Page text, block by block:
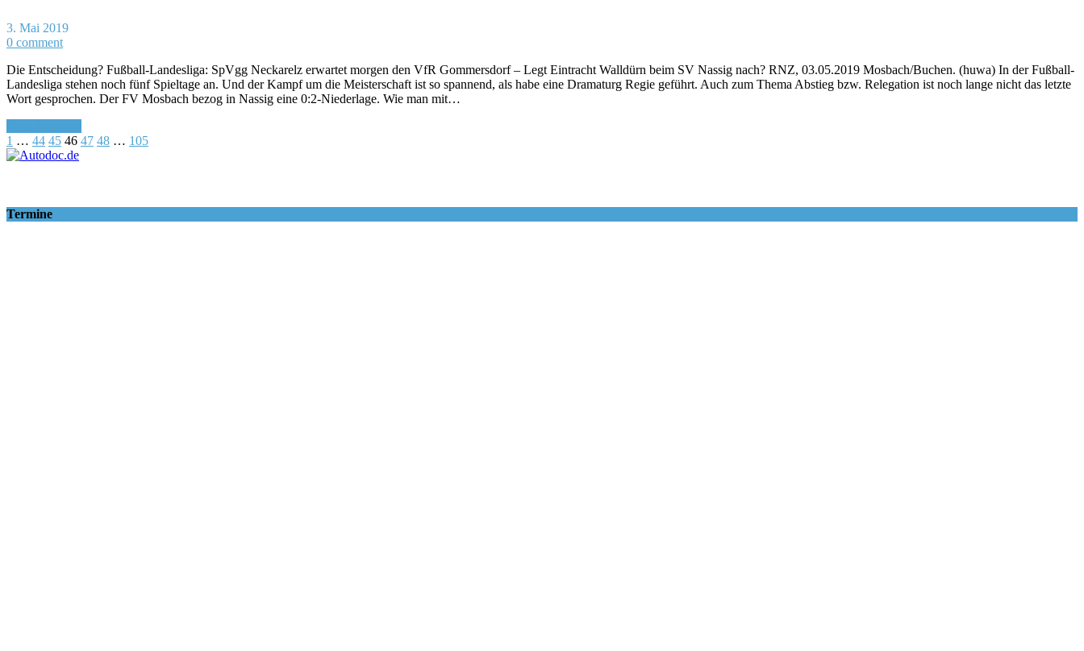
3. Mai 2019
0 comment
Die Entscheidung? Fußball-Landesliga: SpVgg Neckarelz erwartet morgen den VfR Gommersdorf – Legt Eintracht Walldürn beim SV Nassig nach? RNZ, 03.05.2019 Mosbach/Buchen. (huwa) In der Fußball-
Landesliga stehen noch fünf Spieltage an. Und der Kampf um die Meisterschaft ist so spannend, als habe eine Dramaturg Regie geführt. Auch zum Thema Abstieg bzw. Relegation ist noch lange nicht das letzte
Wort gesprochen. Der FV Mosbach bezog in Nassig eine 0:2-Niederlage. Wie man mit…
1 … 44 45 46 47 48 … 105
Termine